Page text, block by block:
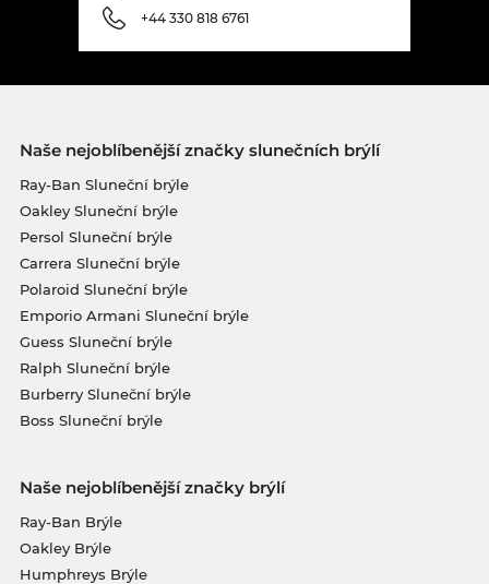
+44 330 818 6761
Naše nejoblíbenější značky slunečních brýlí
Ray-Ban Sluneční brýle
Oakley Sluneční brýle
Persol Sluneční brýle
Carrera Sluneční brýle
Polaroid Sluneční brýle
Emporio Armani Sluneční brýle
Guess Sluneční brýle
Ralph Sluneční brýle
Burberry Sluneční brýle
Boss Sluneční brýle
Naše nejoblíbenější značky brýlí
Ray-Ban Brýle
Oakley Brýle
Humphreys Brýle